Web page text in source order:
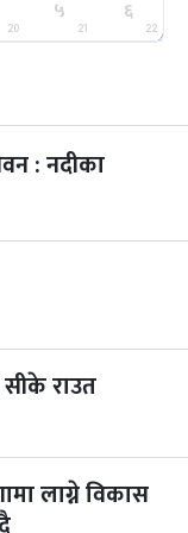
७ महिना बाँकी
७ महिना बाँकी
20
५
21
६
22
: नदीका
राउत
लाग्ने विकास